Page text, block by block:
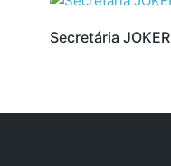
Secretária JOKER